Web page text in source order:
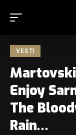
VESTI
Enjoy
The
Rain…